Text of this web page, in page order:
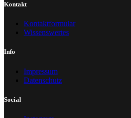
Kontakt
Kontaktformular
Wissenswertes
Info
Impressum
Datenschutz
Social